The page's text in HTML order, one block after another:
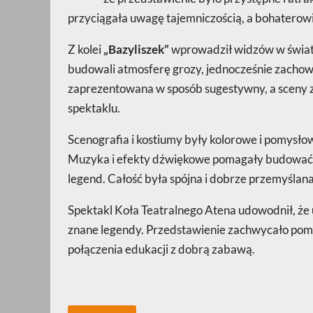
przyciągała uwagę tajemniczością, a
Z kolei„Bazyliszek”wprowadził widzów w
budowali atmosferę grozy, jednocześnie
zaprezentowana w sposób sugestywny, a
spektaklu.
Scenografia i kostiumy były kolorowe i
Muzyka i efekty dźwiękowe pomagały
legend. Całość była spójna i dobrze
Spektakl Koła Teatralnego Atena udowodnił,
znane legendy. Przedstawienie zachwycało
połączenia edukacji z dobrą zabawą.